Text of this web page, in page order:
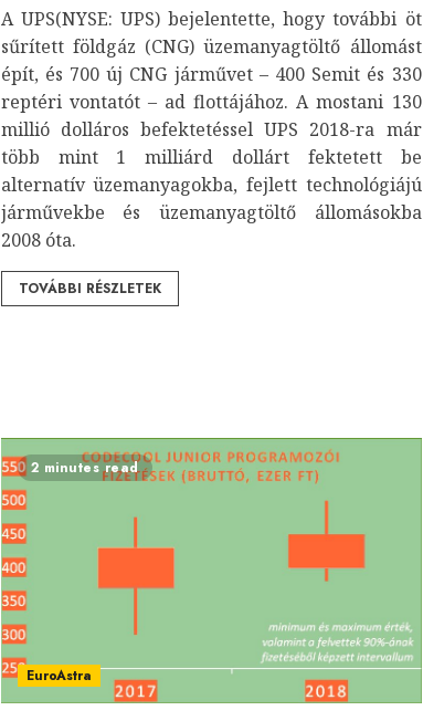
A UPS(NYSE: UPS) bejelentette, hogy további öt
sűrített földgáz (CNG) üzemanyagtöltő állomást
épít, és 700 új CNG járművet – 400 Semit és 330
reptéri vontatót – ad flottájához. A mostani 130
millió dolláros befektetéssel UPS 2018-ra már
több mint 1 milliárd dollárt fektetett be
alternatív üzemanyagokba, fejlett technológiájú
járművekbe és üzemanyagtöltő állomásokba
2008 óta.
TOVÁBBI RÉSZLETEK
2 minutes read
EuroAstra